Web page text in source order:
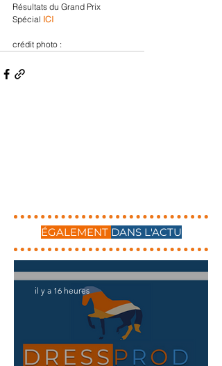
Résultats du Grand Prix
Spécial ICI
crédit photo :
ÉGALEMENT DANS L'ACTU
il y a 16 heures